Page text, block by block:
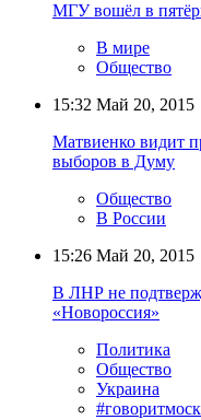
МГУ вошёл в
В мире
Общество
15:32 Май 20, 2015
Матвиенко видит
выборов в Думу
Общество
В России
15:26 Май 20, 2015
В ЛНР не
«Новороссия»
Политика
Общество
Украина